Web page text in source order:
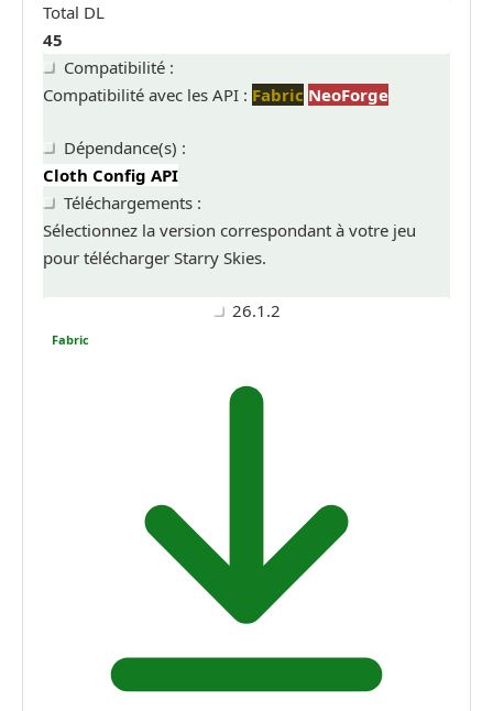
Total DL
45
Compatibilité :
Compatibilité avec les API : Fabric NeoForge
Dépendance(s) :
Cloth Config API
Téléchargements :
Sélectionnez la version correspondant à votre jeu
pour télécharger Starry Skies.
26.1.2
Fabric